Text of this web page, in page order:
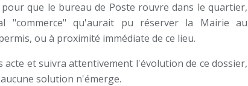
que le bureau de Poste rouvre dans le quartier,
"commerce" qu'aurait pu réserver la Mairie au
ou à proximité immédiate de ce lieu.
et suivra attentivement l'évolution de ce dossier,
solution n'émerge.